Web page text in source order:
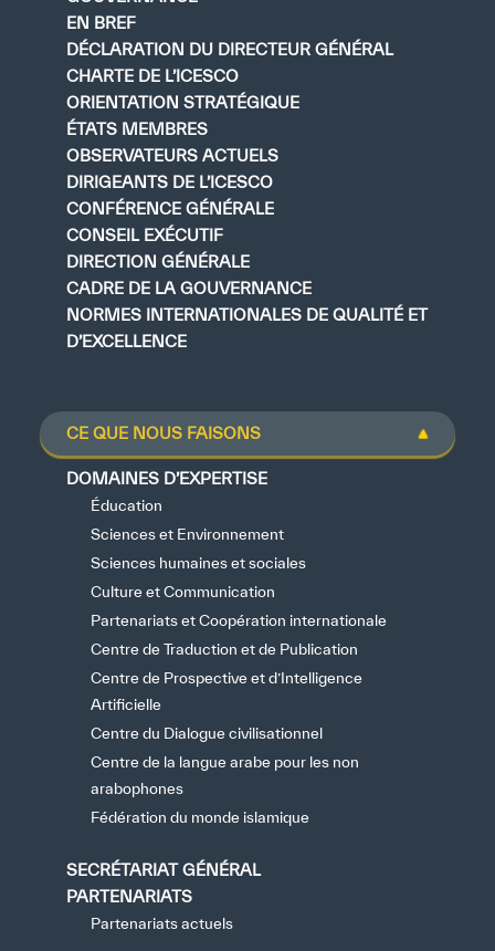
EN BREF
DÉCLARATION DU DIRECTEUR GÉNÉRAL
CHARTE DE L’ICESCO
ORIENTATION STRATÉGIQUE
ÉTATS MEMBRES
OBSERVATEURS ACTUELS
DIRIGEANTS DE L’ICESCO
CONFÉRENCE GÉNÉRALE
CONSEIL EXÉCUTIF
DIRECTION GÉNÉRALE
CADRE DE LA GOUVERNANCE
NORMES INTERNATIONALES DE QUALITÉ ET
D’EXCELLENCE
CE QUE NOUS FAISONS
DOMAINES D’EXPERTISE
Éducation
Sciences et Environnement
Sciences humaines et sociales
Culture et Communication
Partenariats et Coopération internationale
Centre de Traduction et de Publication
Centre de Prospective et d’Intelligence
Artificielle
Centre du Dialogue civilisationnel
Centre de la langue arabe pour les non
arabophones
Fédération du monde islamique
SECRÉTARIAT GÉNÉRAL
PARTENARIATS
Partenariats actuels